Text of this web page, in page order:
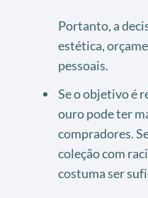
Portanto, a
estética,
pessoais.
Se o objetivo é
ouro pode ter
compradores.
coleção com
costuma ser